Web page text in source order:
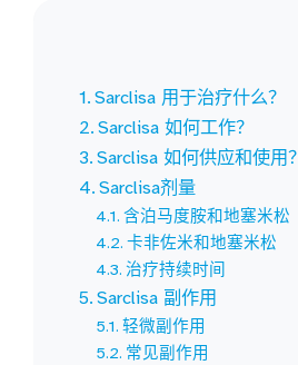
Sarclisa 用于治疗什么？
Sarclisa 如何工作？
Sarclisa 如何供应和使用？
Sarclisa剂量
含泊马度胺和地塞米松
卡非佐米和地塞米松
治疗持续时间
Sarclisa 副作用
轻微副作用
常见副作用